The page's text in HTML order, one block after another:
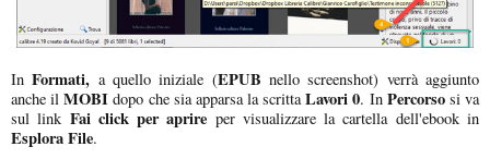
In Formati, a quello iniziale (EPUB nello screenshot) verrà aggiunto
anche ilMOBI dopo che sia apparsa la scrittaLavori 0. InPercorsosi va
sul link Fai click per aprire per visualizzare la cartella dell'ebook in
Esplora File.